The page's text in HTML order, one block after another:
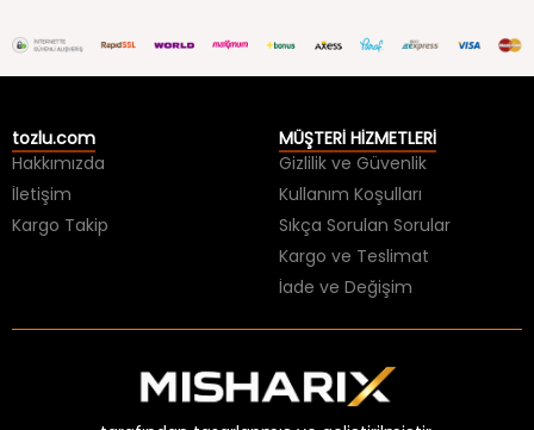
tozlu.com
Hakkımızda
İletişim
Kargo Takip
MÜŞTERİ HİZMETLERİ
Gizlilik ve Güvenlik
Kullanım Koşulları
Sıkça Sorulan Sorular
Kargo ve Teslimat
İade ve Değişim